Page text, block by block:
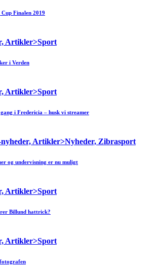
Finalen 2019
Artikler>Sport
i Verden
Artikler>Sport
i Fredericia – husk vi streamer
Artikler>Nyheder, Zibrasport
og undervisning er nu muligt
Artikler>Sport
Billund hattrick?
Artikler>Sport